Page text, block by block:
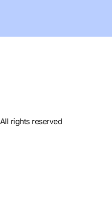
All rights reserved